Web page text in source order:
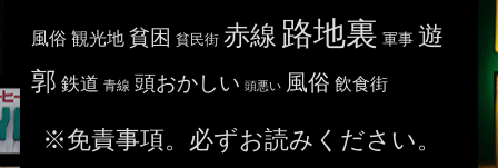
風俗 観光地 貧困 貧民街 赤線 路地裏 軍事 遊
郭 鉄道 青線 頭おかしい 頭悪い 風俗 飲食街
※免責事項。必ずお読みください。